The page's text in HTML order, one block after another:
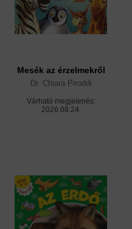
Mesék az érzelmekről
Dr. Chiara Piroddi
Várható megjelenés:
2026.08.24.